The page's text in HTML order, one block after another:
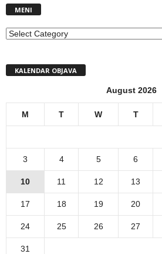
MENI
MENI
KALENDAR OBJAVA
August 2026
M T W T
3 4 5 6
10 11 12 13
17 18 19 20
24 25 26 27
31